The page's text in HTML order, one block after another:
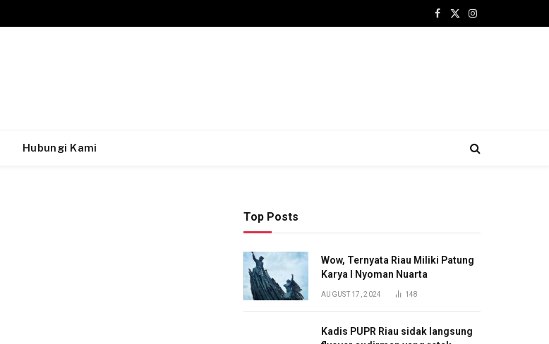
Facebook
X
Instagram
Hubungi Kami
Top Posts
Wow, Ternyata Riau Miliki Patung
Karya I Nyoman Nuarta
AUGUST 17, 2024 148
Kadis PUPR Riau sidak langsung